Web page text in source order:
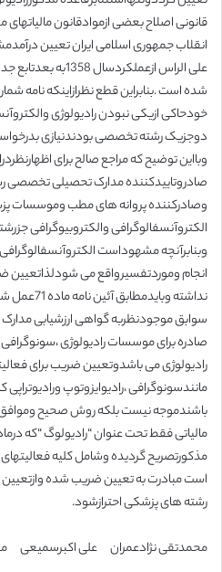
انقلاب جمهوری اسلامی ایران تعیین
علی الراس
خودحاکی ازیکی نبودن رادیولوژی
دوجزیک رشته تخصصی بودندنیازی
وبااین توضیح که مراجع صالح برای
صادروتاییدکننده مدارک تحصیلی
وصادرکننده پروانه های مطب وموسسات
الکتروآنسفالوگرافی والکتروبیوگرافی
وبنابرآنچه مشهوداست
انجام وموردتفسیرواقع می شودلذاتعیین
نداشته
سوابق موجودنظربه گواهی ارزشیابی
صادره برای موسسات رادیولوژی
رادیولوژی می باشدوتعیین ضریب برای
مانندسونوگرافی ،رادیوایزوتوپ
باشندموجه نیست بلکه روش صحیح
مذکورتصریح گردیده وشامل کلیه
است مبادرت به تعیین ضریب شده
رشته های پزشکی احترازشود.
محمدتقی نژادعمران علی اکبرسمیعی